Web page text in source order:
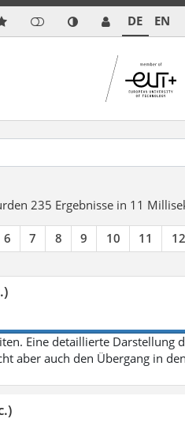
DE EN
235 Ergebnisse in 11
6 7 8 9 10 11 12
Eine detaillierte Darstellung
aber auch den Übergang in